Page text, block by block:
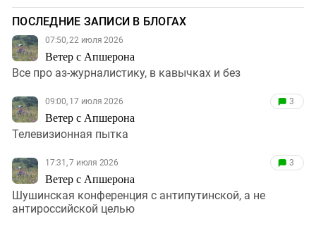
ПОСЛЕДНИЕ ЗАПИСИ В БЛОГАХ
07:50, 22 июля 2026
Ветер с Апшерона
Все про аз-журналистику, в кавычках и без
09:00, 17 июля 2026
Ветер с Апшерона
3
Телевизионная пытка
17:31, 7 июля 2026
Ветер с Апшерона
3
Шушинская конференция с антипутинской, а не
антироссийской целью